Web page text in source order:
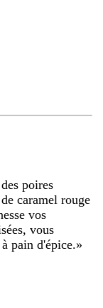
poires
caramel rouge
vos
vous
pain d'épice.»